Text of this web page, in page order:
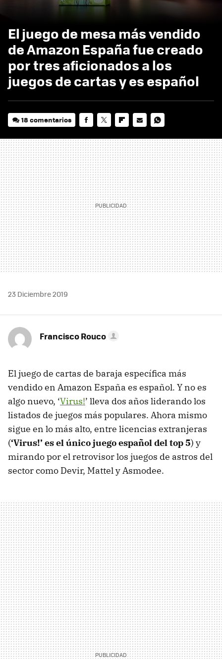
El juego de mesa más vendido
de Amazon España fue creado
por tres aficionados a los
juegos de cartas y es español
18 comentarios
MAIL
23 Diciembre 2019
Francisco Rouco
El juego de cartas de baraja específica más
vendido en Amazon España es español. Y no es
algo nuevo, ‘Virus!’ lleva dos años liderando los
listados de juegos más populares. Ahora mismo
sigue en lo más alto, entre licencias extranjeras
(‘Virus!’ es el único juego español del top 5) y
mirando por el retrovisor los juegos de astros del
sector como Devir, Mattel y Asmodee.